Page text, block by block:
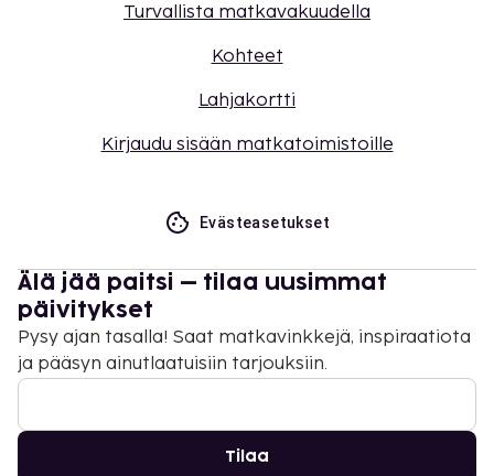
Turvallista matkavakuudella
Kohteet
Lahjakortti
Kirjaudu sisään matkatoimistoille
Evästeasetukset
Älä jää paitsi – tilaa uusimmat
päivitykset
Pysy ajan tasalla! Saat matkavinkkejä, inspiraatiota
ja pääsyn ainutlaatuisiin tarjouksiin.
Tilaa